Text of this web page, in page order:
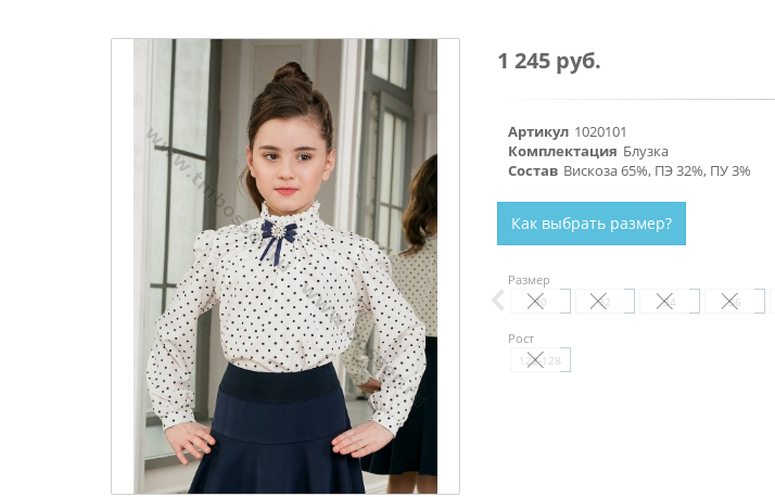
1 245 руб.
Артикул 1020101
Комплектация Блузка
Состав Вискоза 65%, ПЭ 32%, ПУ 3%
Как выбрать размер?
Размер
30 32 34 36
Рост
122-128